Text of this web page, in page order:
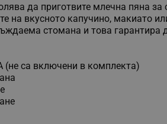
да приготвите млечна пяна
на вкусното капучино, макиато
стомана и това гарантира
(не са включени в комплекта)